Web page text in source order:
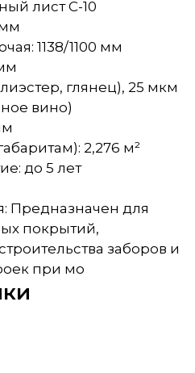
лист С-10
1138/1100 мм
глянец), 25 мкм
вино)
2,276 м²
до 5 лет
Предназначен для
покрытий,
заборов и
при мо